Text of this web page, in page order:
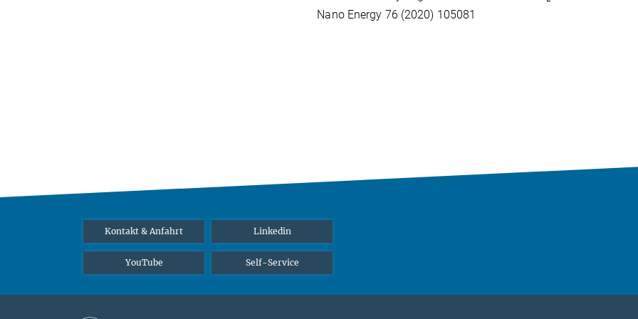
Nano Energy 76 (2020) 105081
Kontakt & Anfahrt Linkedin
YouTube Self-Service